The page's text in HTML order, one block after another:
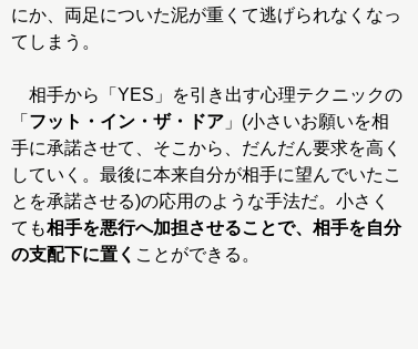
にか、両足についた泥が重くて逃げられなくなっ
てしまう。
相手から「YES」を引き出す心理テクニックの
「 フット・イン・ザ・ドア 」(小さいお願いを相
手に承諾させて、そこから、だんだん要求を高く
していく。最後に本来自分が相手に望んでいたこ
とを承諾させる)の応用のような手法だ。小さく
ても相手を悪行へ加担させることで、相手を自分
の支配下に置く ことができる。